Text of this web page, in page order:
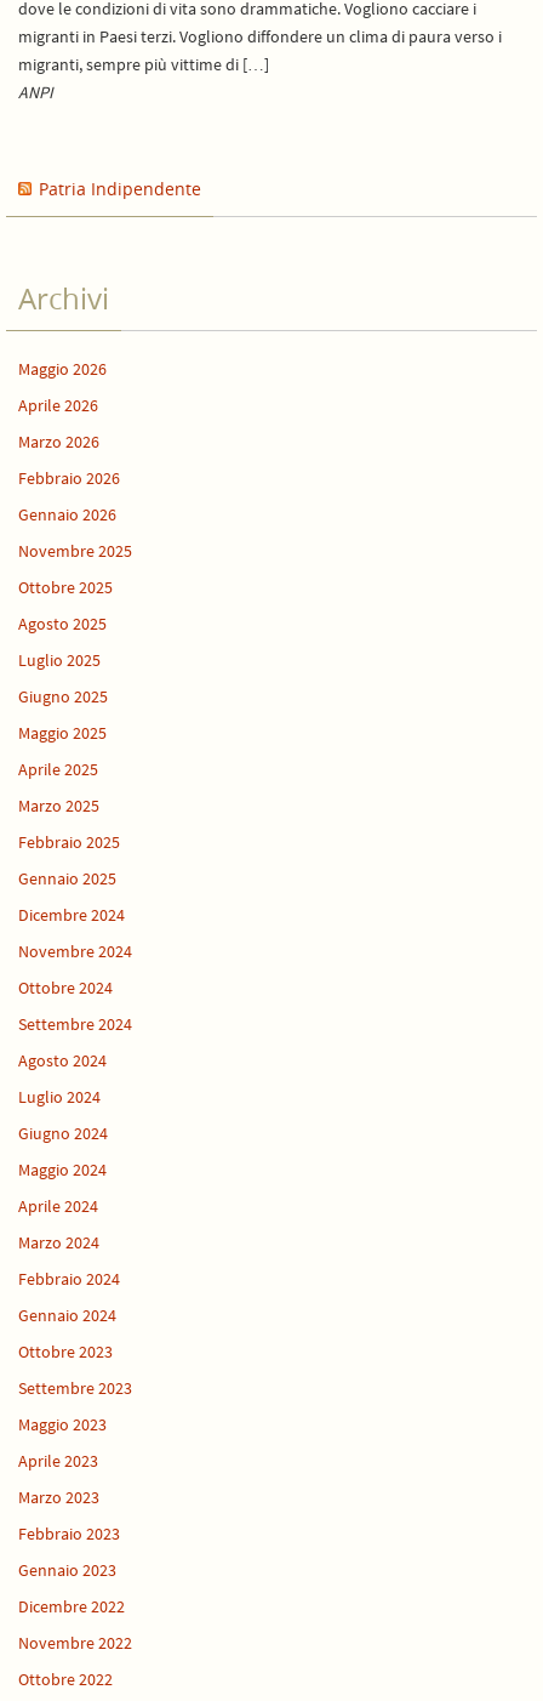
dove le condizioni di vita sono drammatiche. Vogliono cacciare i
migranti in Paesi terzi. Vogliono diffondere un clima di paura verso i
migranti, sempre più vittime di […]
ANPI
Patria Indipendente
Archivi
Maggio 2026
Aprile 2026
Marzo 2026
Febbraio 2026
Gennaio 2026
Novembre 2025
Ottobre 2025
Agosto 2025
Luglio 2025
Giugno 2025
Maggio 2025
Aprile 2025
Marzo 2025
Febbraio 2025
Gennaio 2025
Dicembre 2024
Novembre 2024
Ottobre 2024
Settembre 2024
Agosto 2024
Luglio 2024
Giugno 2024
Maggio 2024
Aprile 2024
Marzo 2024
Febbraio 2024
Gennaio 2024
Ottobre 2023
Settembre 2023
Maggio 2023
Aprile 2023
Marzo 2023
Febbraio 2023
Gennaio 2023
Dicembre 2022
Novembre 2022
Ottobre 2022